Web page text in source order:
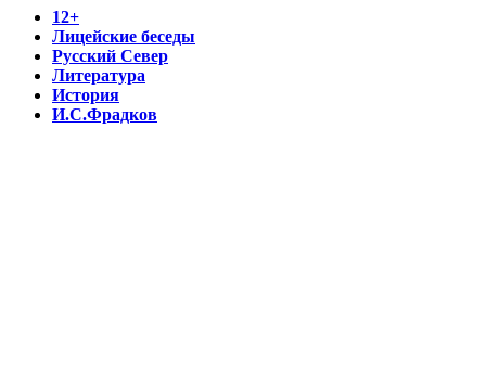
12+
Лицейские беседы
Русский Север
Литература
История
И.С.Фрадков